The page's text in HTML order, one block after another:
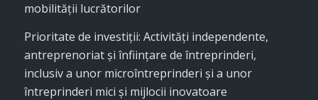
mobilității lucrătorilor
Prioritate de investiții: Activități independente,
antreprenoriat și înființare de întreprinderi,
inclusiv a unor microîntreprinderi și a unor
întreprinderi mici și mijlocii inovatoare